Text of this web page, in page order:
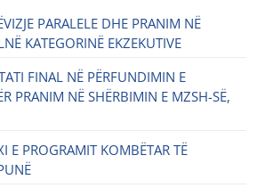
PARALELE DHE PRANIM NË
KATEGORINË EKZEKUTIVE
FINAL NË PËRFUNDIMIN E
PRANIM NË SHËRBIMIN E MZSH-SË,
E PROGRAMIT KOMBËTAR TË